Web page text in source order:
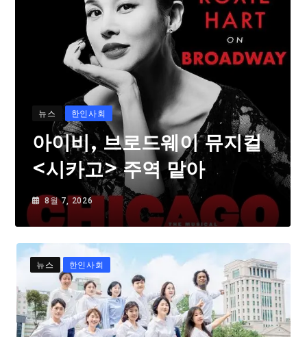
뉴스 한인사회
아이비, 브로드웨이 뮤지컬
<시카고> 주역 맡아
8월 7, 2026
뉴스 한인사회